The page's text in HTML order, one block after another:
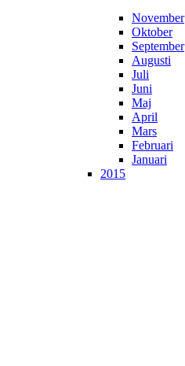
November
Oktober
September
Augusti
Juli
Juni
Maj
April
Mars
Februari
Januari
2015